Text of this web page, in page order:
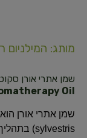
מותג: המילניום
שמן אתרי אורן
Oil
sylvestris) בתהליך זיקוק בקיטור.